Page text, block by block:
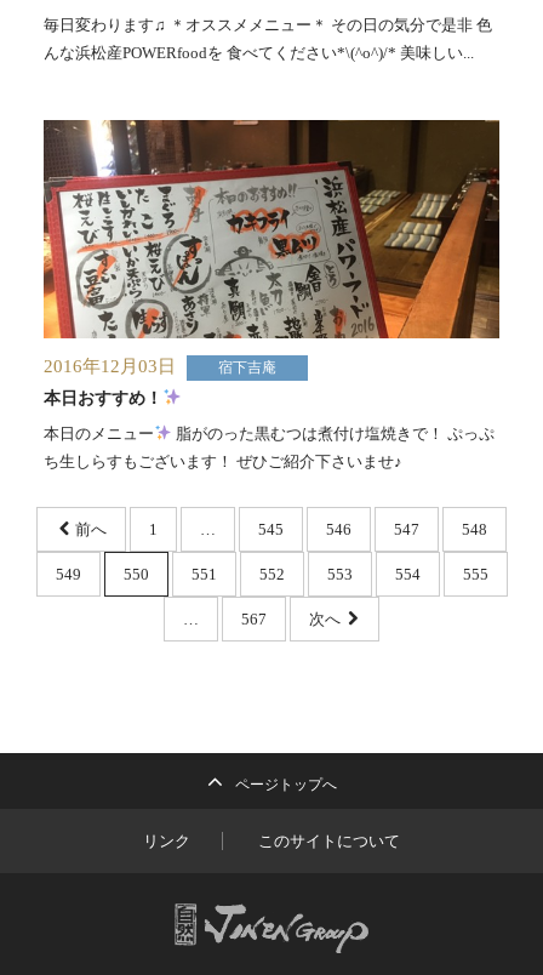
毎日変わります♫ ＊オススメメニュー＊ その日の気分で是非 色
んな浜松産POWERfoodを 食べてください*\(^o^)/* 美味しい...
2016年12月03日 宿下吉庵
本日おすすめ！
本日のメニュー
脂がのった黒むつは煮付け塩焼きで！ ぷっぷ
ち生しらすもございます！ ぜひご紹介下さいませ♪
前へ 1 … 545 546 547 548
549 550 551 552 553 554 555
… 567 次へ
ページトップへ
リンク このサイトについて